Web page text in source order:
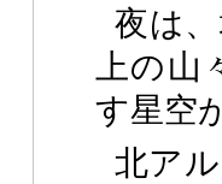
夜は
上の山
す星空
北ア